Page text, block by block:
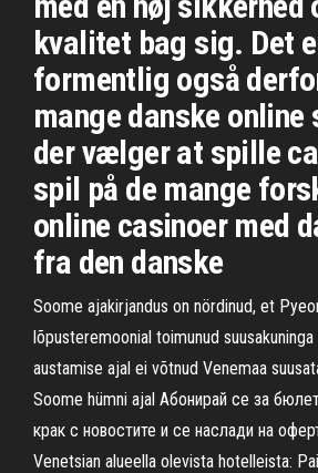
kvalitet bag sig. Det
formentlig også
mange danske online
der vælger at spille
spil på de mange
online casinoer med
fra den danske
Soome ajakirjandus on nördinud, et
lõpusteremoonial toimunud
austamise ajal ei võtnud Venemaa
Soome hümni ajal Абонирай се за
крак с новостите и се наслади на
Venetsian alueella olevista hotelleista: